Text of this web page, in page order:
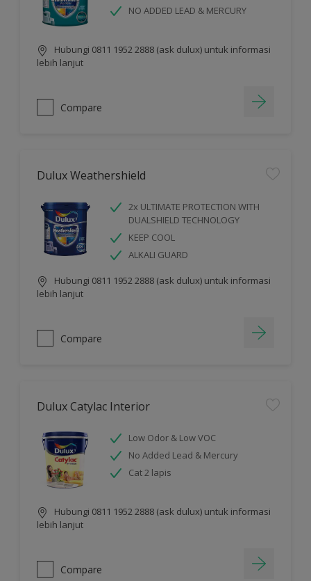
NO ADDED LEAD & MERCURY
Hubungi 0811 1952 2888 (ask dulux) untuk informasi
lebih lanjut
Compare
Dulux Weathershield
2x ULTIMATE PROTECTION WITH
DUALSHIELD TECHNOLOGY
KEEP COOL
ALKALI GUARD
Hubungi 0811 1952 2888 (ask dulux) untuk informasi
lebih lanjut
Compare
Dulux Catylac Interior
Low Odor & Low VOC
No Added Lead & Mercury
Cat 2 lapis
Hubungi 0811 1952 2888 (ask dulux) untuk informasi
lebih lanjut
Compare